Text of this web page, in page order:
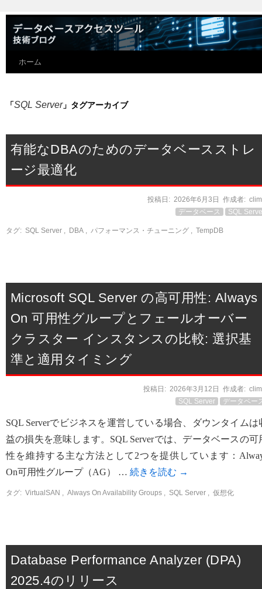
ホーム
「SQL Server」タグアーカイブ
有能なDBAのためのデータベースストレ
ージ最適化
投稿日: 2026年6月3日 作成者:
データベース
SQL
タグ: SQL Server , DBA , パフォーマンス・チューニング , TempDB
Microsoft SQL Server の高可用性: Always
On 可用性グループとフェールオーバー
クラスター インスタンスの比較: 選択基
準と適用タイミング
投稿日: 2026年3月12日 作成者:
SQL Server
データベー
SQL Serverでビジネスを運営している場合、ダウンタイムは
益の損失を意味します。SQL Serverでは、データベースの可
性を維持する主な方法として2つを提供しています：
On可用性グループ（AG） … 続きを読む →
タグ: VirtualSAN , Always On Availability Groups , SQL Server , 仮想化
Database Performance Analyzer (DPA)
2025.4のリリース